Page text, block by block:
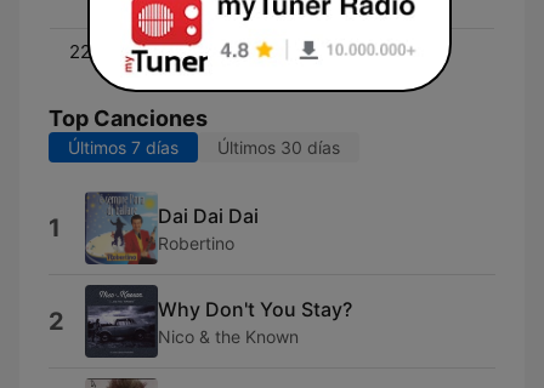
22:00 - 00:00 Die N-JOY Nacht
Top Canciones
Últimos 7 días Últimos 30 días
1 Dai Dai Dai
Robertino
2 Why Don't You Stay?
Nico & the Known